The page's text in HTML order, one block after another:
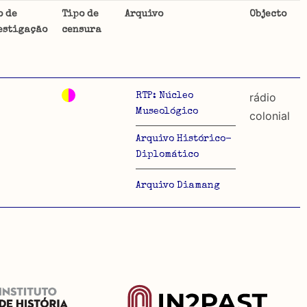
uma
de
Tipo de
censura
Arquivo Objecto
RTP: Núcleo
Museológico
Arquivo Histórico-
Diplomático
Arquivo Diamang
rádio
colonial